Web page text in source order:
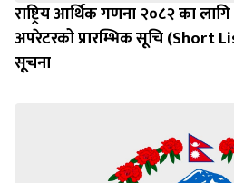
राष्ट्रिय आर्थिक गणना २०८२ का लागि
अपरेटरको प्रारम्भिक सूचि (Short
सूचना